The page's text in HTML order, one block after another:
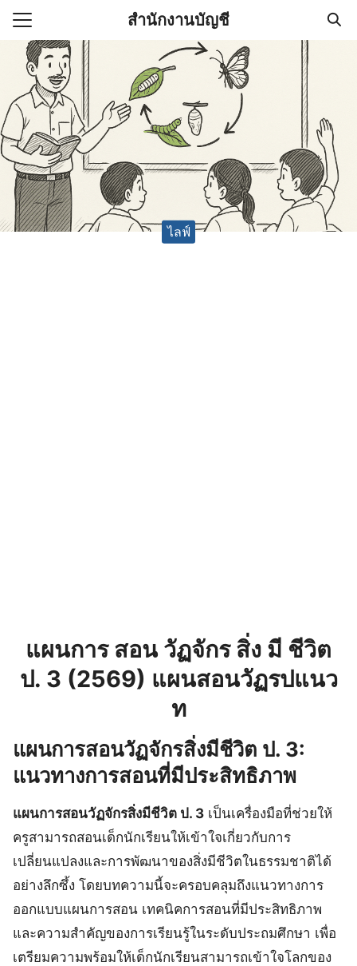
Skip
content
สำนักงานบัญชี
(ไม่มีชื่อ)
านบัญชี (Accounting
ช่วยสำคัญในการบริหาร
Search
for:
ไลฟ์
แผนการ สอน วัฏจักร สิ่ง มี ชีวิต
ป. 3 (2569) แผนสอนวัฏรปแนว
ท
แผนการสอนวัฏจักรสิ่งมีชีวิต ป. 3:
แนวทางการสอนที่มีประสิทธิภาพ
แผนการสอนวัฏจักรสิ่งมีชีวิต ป. 3 เป็นเครื่องมือที่ช่วยให้
ครูสามารถสอนเด็กนักเรียนให้เข้าใจเกี่ยวกับการ
เปลี่ยนแปลงและการพัฒนาของสิ่งมีชีวิตในธรรมชาติได้
อย่างลึกซึ้ง โดยบทความนี้จะครอบคลุมถึงแนวทางการ
ออกแบบแผนการสอน เทคนิคการสอนที่มีประสิทธิภาพ
และความสำคัญของการเรียนรู้ในระดับประถมศึกษา เพื่อ
เตรียมความพร้อมให้เด็กนักเรียนสามารถเข้าใจโลกของ